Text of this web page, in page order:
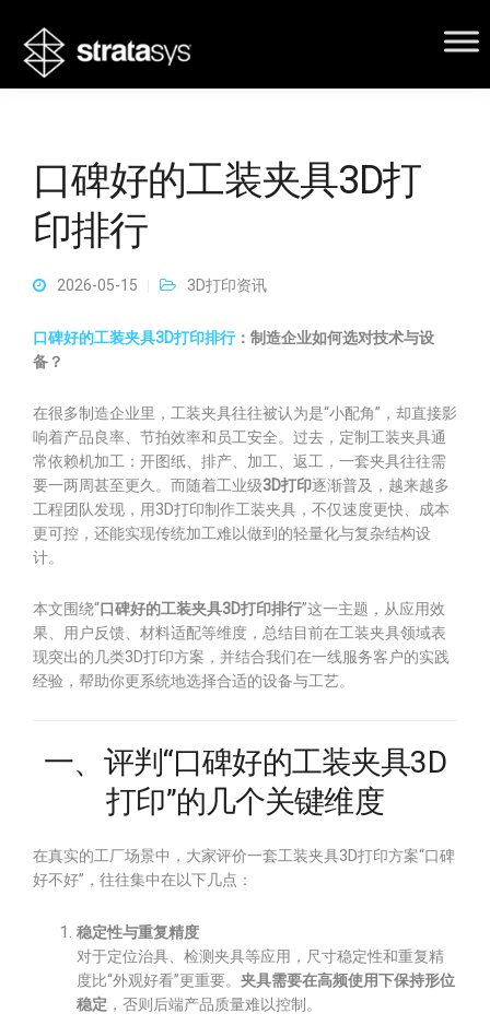
口碑好的工装夹具3D打
印排行
2026-05-15 3D打印资讯
口碑好的工装夹具3D打印排行：制造企业如何选对技术与设
备？
在很多制造企业里，工装夹具往往被认为是“小配角”，却直接影
响着产品良率、节拍效率和员工安全。过去，定制工装夹具通
常依赖机加工：开图纸、排产、加工、返工，一套夹具往往需
要一两周甚至更久。而随着工业级3D打印逐渐普及，越来越多
工程团队发现，用3D打印制作工装夹具，不仅速度更快、成本
更可控，还能实现传统加工难以做到的轻量化与复杂结构设
计。
本文围绕“口碑好的工装夹具3D打印排行”这一主题，从应用效
果、用户反馈、材料适配等维度，总结目前在工装夹具领域表
现突出的几类3D打印方案，并结合我们在一线服务客户的实践
经验，帮助你更系统地选择合适的设备与工艺。
一、评判“口碑好的工装夹具3D
打印”的几个关键维度
在真实的工厂场景中，大家评价一套工装夹具3D打印方案“口碑
好不好”，往往集中在以下几点：
稳定性与重复精度
对于定位治具、检测夹具等应用，尺寸稳定性和重复精
度比“外观好看”更重要。 夹具需要在高频使用下保持形位
稳定 ，否则后端产品质量难以控制。